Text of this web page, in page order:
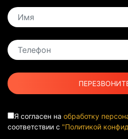
Я согласен на обработку
соответствии с "Политикой